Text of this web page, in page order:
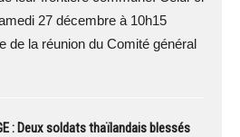
27 décembre à 10h15
de la réunion du Comité général
: Deux soldats thaïlandais blessés